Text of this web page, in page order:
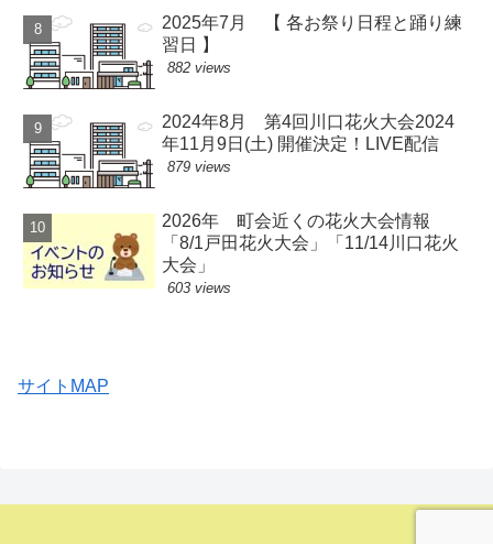
2025年7月 【 各お祭り日程と踊り練
習日 】
882 views
2024年8月 第4回川口花火大会2024
年11月9日(土) 開催決定！LIVE配信
879 views
2026年 町会近くの花火大会情報
「8/1戸田花火大会」「11/14川口花火
大会」
603 views
サイトMAP